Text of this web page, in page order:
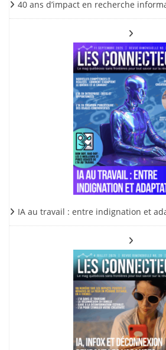
40 ans d’impact en recherche
IA au travail : entre indignation et